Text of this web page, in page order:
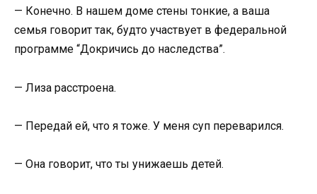
— Конечно. В нашем доме стены тонкие, а ваша
семья говорит так, будто участвует в федеральной
программе “Докричись до наследства”.
— Лиза расстроена.
— Передай ей, что я тоже. У меня суп переварился.
— Она говорит, что ты унижаешь детей.